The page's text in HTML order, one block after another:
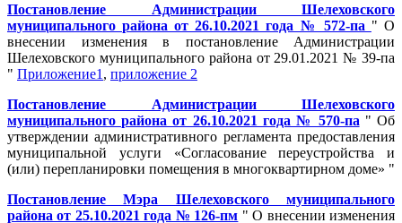
Постановление Администрации Шелеховского
муниципального района от 26.10.2021 года № 572-па " О
внесении изменения в постановление Администрации
Шелеховского муниципального района от 29.01.2021 № 39-па
" Приложение1 , приложение 2
Постановление Администрации Шелеховского
муниципального района от 26.10.2021 года № 570-па " Об
утверждении административного регламента предоставления
муниципальной услуги «Согласование переустройства и
(или) перепланировки помещения в многоквартирном доме» "
Постановление Мэра Шелеховского муниципального
района от 25.10.2021 года № 126-пм " О внесении изменения